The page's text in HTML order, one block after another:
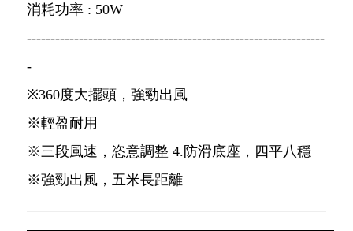
消耗功率 : 50W
---------------------------------------------------------------
-
※360度大擺頭，強勁出風
※輕盈耐用
※三段風速，恣意調整 4.防滑底座，四平八穩
※強勁出風，五米長距離